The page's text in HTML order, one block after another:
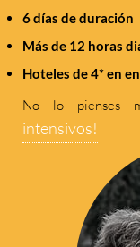
6 días de duración
Más de 12 horas
Hoteles de 4* en
No lo pienses
intensivos!